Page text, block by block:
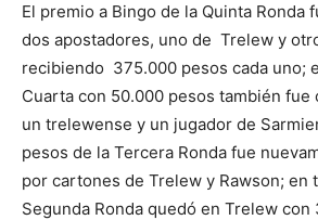
El premio a Bingo de la Quinta Ronda
dos apostadores, uno de Trelew y
recibiendo 375.000 pesos cada uno;
Cuarta con 50.000 pesos también
un trelewense y un jugador de
pesos de la Tercera Ronda fue
por cartones de Trelew y Rawson; en
Segunda Ronda quedó en Trelew con